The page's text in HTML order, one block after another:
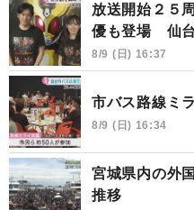
放送開始２５
優も登場 仙台
8/9 (日) 16:37
市バス路線ミ
8/9 (日) 16:34
宮城県内の外
推移